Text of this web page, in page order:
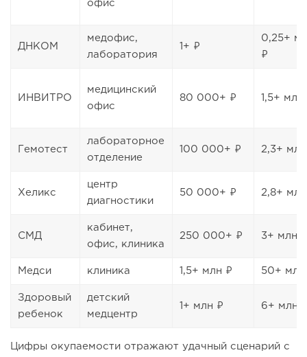
офис
ДНКОМ
медофис,
лаборатория
1+ ₽
0,25+
₽
ИНВИТРО
медицинский
офис
80 000+ ₽ 1,5+
Гемотест
лабораторное
отделение
100 000+ ₽ 2,3+
Хеликс
центр
диагностики
50 000+ ₽ 2,8+
СМД
кабинет,
офис, клиника
250 000+ ₽ 3+ млн
Медси клиника 1,5+ млн ₽ 50+
Здоровый
ребенок
детский
медцентр
1+ млн ₽ 6+ млн
Цифры окупаемости отражают удачный сценарий с